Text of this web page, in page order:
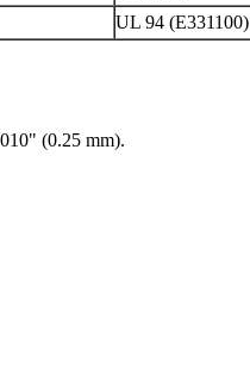
UL 94 (E331100)
(0.25 mm).